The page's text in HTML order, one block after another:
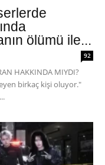
ölümü ile...
92
HAKKINDA MIYDI?
birkaç kişi oluyor."